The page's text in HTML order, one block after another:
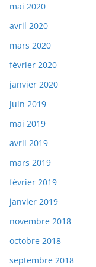
mai 2020
avril 2020
mars 2020
février 2020
janvier 2020
juin 2019
mai 2019
avril 2019
mars 2019
février 2019
janvier 2019
novembre 2018
octobre 2018
septembre 2018